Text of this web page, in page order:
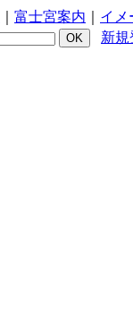
富士宮案内
イメ
新規